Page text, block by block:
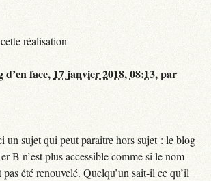
réalisation
face, 17 janvier 2018, 08:13,par
un sujet qui peut paraitre hors sujet : le blog
B n’est plus accessible comme si le nom
pas été renouvelé. Quelqu’un sait-il ce qu’il